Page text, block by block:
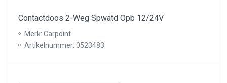
Contactdoos 2-Weg Spwatd Opb 12/24V
Merk: Carpoint
Artikelnummer: 0523483